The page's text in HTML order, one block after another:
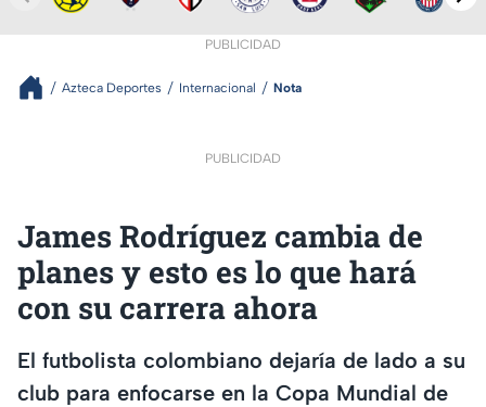
PUBLICIDAD
Azteca Deportes Internacional Nota
PUBLICIDAD
James Rodríguez cambia de
planes y esto es lo que hará
con su carrera ahora
El futbolista colombiano dejaría de lado a su
club para enfocarse en la Copa Mundial de